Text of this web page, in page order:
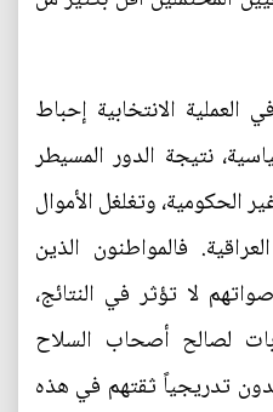
العملية الانتخابية إحباط
نتيجة الدور المسيطر
الحكومية، وتغلغل الأموال
فالمواطنون الذين
لا تؤثر في النتائج،
لصالح أصحاب السلاح
تدريجياً ثقتهم في هذه